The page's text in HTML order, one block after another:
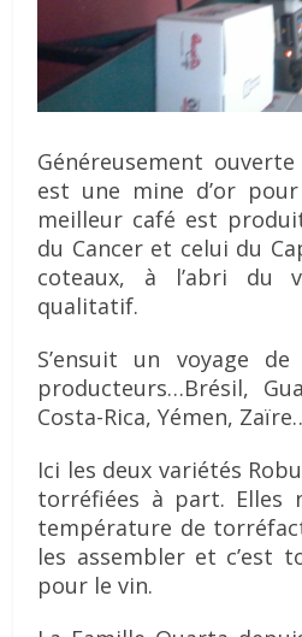
Généreusement
est une mine d’or
meilleur café est
du Cancer et celui du
coteaux, à l’abri du
qualitatif.
S’ensuit un voyage
producteurs…Brésil,
Costa-Rica, Yémen,
Ici les deux variétés
torréfiées à part. Elles
température de
les assembler et c’est
pour le vin.